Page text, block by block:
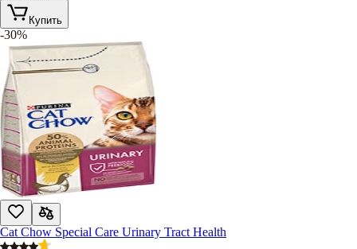
Купить
-30%
Cat Chow Special Care Urinary Tract Health